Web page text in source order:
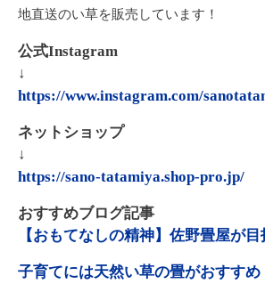
地直送のい草を販売しています！
公式Instagram
↓
https://www.instagram.com/
ネットショップ
↓
https://sano-tatamiya.shop-pro.jp/
おすすめブログ記事
【おもてなしの精神】佐野畳屋が
子育てには天然い草の畳がおすす